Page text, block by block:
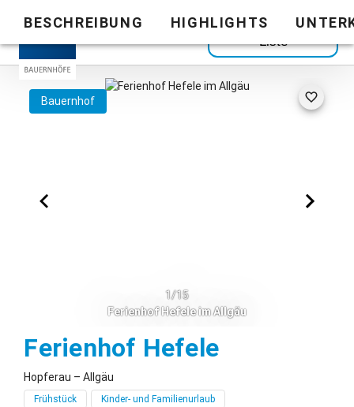
Zurück zur
Liste
BESCHREIBUNG HIGHLIGHTS
Bauernhof
1/15
Ferienhof Hefele im Allgäu
Ferienhof HefeleHopferau
Hopferau – Allgäu
Frühstück Kinder- und Familienurlaub